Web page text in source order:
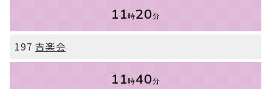
11時20分
197吉楽会
11時40分